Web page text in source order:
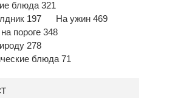
блюда 321
197
На ужин 469
на пороге 348
278
блюда 71